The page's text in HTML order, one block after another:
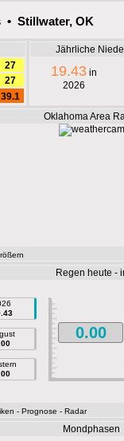
• Stillwater, OK
27
27
39.1
Jährliche
19.43 in
2026
Oklahoma Area
Regen heute -
0.00
- Prognose - Radar
Mondphasen